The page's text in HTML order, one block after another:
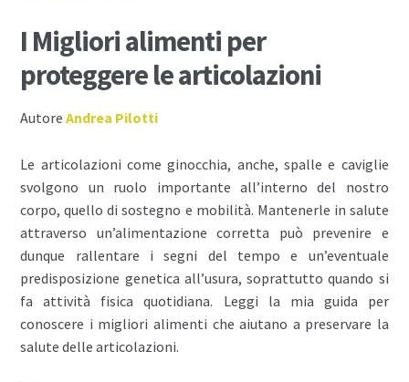
I Migliori alimenti per
proteggere le articolazioni
AutoreAndrea Pilotti
Le articolazioni come ginocchia, anche, spalle e caviglie
svolgono un ruolo importante all’interno del nostro
corpo, quello di sostegno e mobilità. Mantenerle in salute
attraverso un’alimentazione corretta può prevenire e
dunque rallentare i segni del tempo e un’eventuale
predisposizione genetica all’usura, soprattutto quando si
fa attività fisica quotidiana. Leggi la mia guida per
conoscere i migliori alimenti che aiutano a preservare la
salute delle articolazioni.